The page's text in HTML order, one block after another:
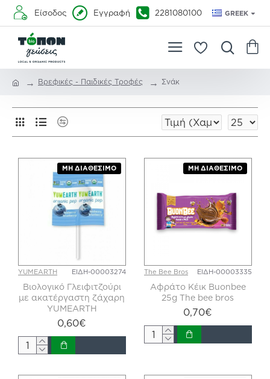
Είσοδος Εγγραφή 2281080100 GREEK
Βρεφικές - Παιδικές Τροφές Σνάκ
ΜΗ ΔΙΑΘΈΣΙΜΟ
YUMEARTH ΕΙΔΗ-00003274
Βιολογικό Γλειφιτζούρι
με ακατέργαστη ζάχαρη
YUMEARTH
0,60€
ΜΗ ΔΙΑΘΈΣΙΜΟ
The Bee Bros ΕΙΔΗ-00003335
Αφράτο Κέικ Buonbee
25g The bee bros
0,70€